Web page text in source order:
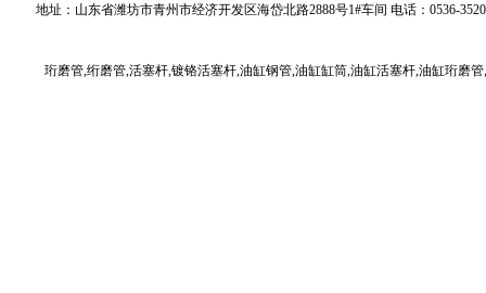
地址：山东省潍坊市青州市经济开发区海岱北路2888号1#车间 电话：0536-
珩磨管,绗磨管,活塞杆,镀铬活塞杆,油缸钢管,油缸缸筒,油缸活塞杆,油缸珩磨